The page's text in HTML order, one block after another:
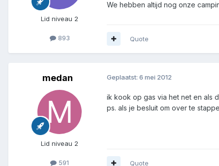
Lid niveau 2
893
We hebben altijd nog onze
Quote
medan
Lid niveau 2
591
Geplaatst: 6 mei 2012
ik kook op gas via het net en als
ps. als je besluit om over te
Quote